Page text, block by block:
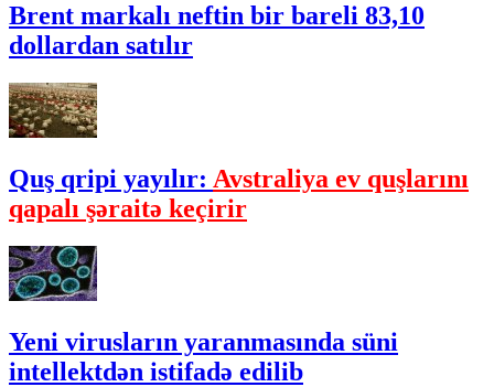
Brent markalı neftin bir bareli 83,10
dollardan satılır
Quş qripi yayılır: Avstraliya ev quşlarını
qapalı şəraitə keçirir
Yeni virusların yaranmasında süni
intellektdən istifadə edilib